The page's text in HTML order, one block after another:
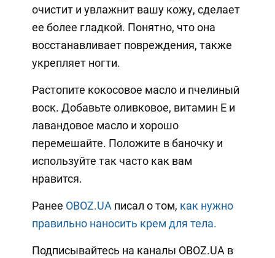
очистит и увлажнит вашу кожу, сделает
ее более гладкой. Понятно, что она
восстанавливает повреждения, также
укрепляет ногти.
Растопите кокосовое масло и пчелиный
воск. Добавьте оливковое, витамин Е и
лавандовое масло и хорошо
перемешайте. Положите в баночку и
используйте так часто как вам
нравится.
Ранее OBOZ.UA писал о том, как нужно
правильно наносить крем для тела.
Подписывайтесь на каналы OBOZ.UA в